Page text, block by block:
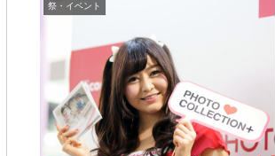
祭・イベント